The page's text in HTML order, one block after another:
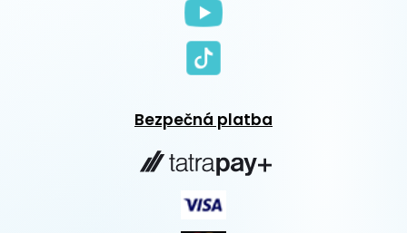
Bezpečná platba